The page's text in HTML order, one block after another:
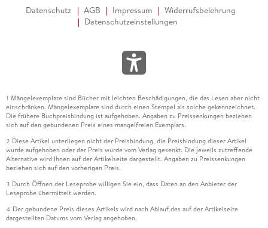
Datenschutz AGB Impressum
Widerrufsbelehrung
Datenschutzeinstellungen
1 Mängelexemplare sind Bücher mit leichten Beschädigungen, die das Lesen aber nicht
einschränken. Mängelexemplare sind durch einen Stempel als solche gekennzeichnet.
Die frühere Buchpreisbindung ist aufgehoben. Angaben zu Preissenkungen beziehen
sich auf den gebundenen Preis eines mangelfreien Exemplars.
2 Diese Artikel unterliegen nicht der Preisbindung, die Preisbindung dieser Artikel
wurde aufgehoben oder der Preis wurde vom Verlag gesenkt. Die jeweils zutreffende
Alternative wird Ihnen auf der Artikelseite dargestellt. Angaben zu Preissenkungen
beziehen sich auf den vorherigen Preis.
3 Durch Öffnen der Leseprobe willigen Sie ein, dass Daten an den Anbieter der
Leseprobe übermittelt werden.
4 Der gebundene Preis dieses Artikels wird nach Ablauf des auf der Artikelseite
dargestellten Datums vom Verlag angehoben.